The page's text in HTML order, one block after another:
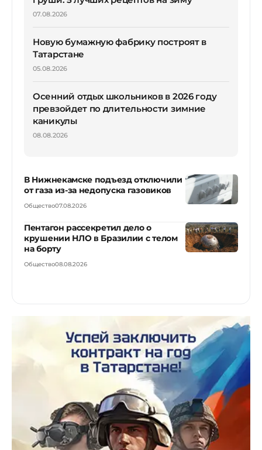
07.08.2026
Новую бумажную фабрику построят в
Татарстане
05.08.2026
Осенний отдых школьников в 2026 году
превзойдет по длительности зимние
каникулы
08.08.2026
В Нижнекамске подъезд отключили
от газа из-за недопуска газовиков
Общество07.08.2026
Пентагон рассекретил дело о
крушении НЛО в Бразилии с телом
на борту
Общество08.08.2026